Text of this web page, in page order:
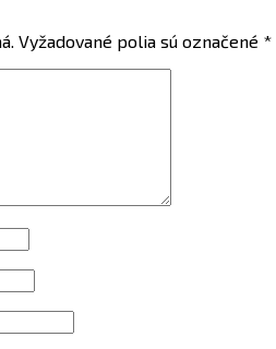
Vyžadované polia sú označené *